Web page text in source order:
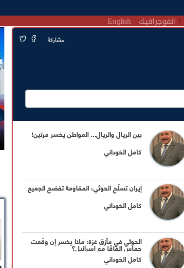
انفوجرافيك English
مشاركة
بين الريال والريال... المواطن يخسر مرتين!
كامل الخوداني
إيران تسلّح الحوثي، المقاومة تفضح الجميع
كامل الخوداني
الحوثي في مأزق غزة: ماذا يخسر إن وقّعت
حماس اتفاقًا مع إسرائيل؟
كامل الخوداني